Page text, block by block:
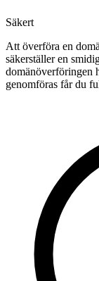
Säkert
Att överföra en
säkerställer en
domänöverföringen
genomföras får du